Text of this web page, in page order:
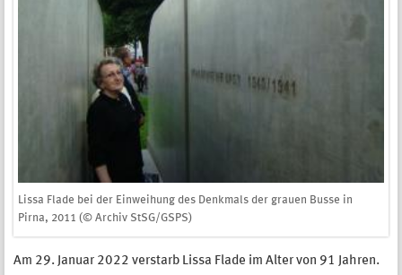
Lissa Flade bei der Einweihung des Denkmals der grauen Busse in
Pirna, 2011 (© Archiv StSG/GSPS)
Am 29. Januar 2022 verstarb Lissa Flade im Alter von 91 Jahren.